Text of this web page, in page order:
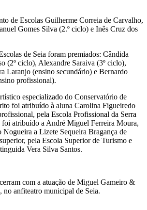
de Escolas Guilherme Correia de Carvalho,
Gomes Silva (2.º ciclo) e Inês Cruz dos
de Seia foram premiados: Cândida
(2º ciclo), Alexandre Saraiva (3º ciclo),
Laranjo (ensino secundário) e Bernardo
profissional).
especializado do Conservatório de
foi atribuído à aluna Carolina Figueiredo
pela Escola Profissional da Serra
foi atribuído a André Miguel Ferreira Moura,
Nogueira a Lizete Sequeira Bragança de
pela Escola Superior de Turismo e
Vera Silva Santos.
com a atuação de Miguel Gameiro &
no anfiteatro municipal de Seia.